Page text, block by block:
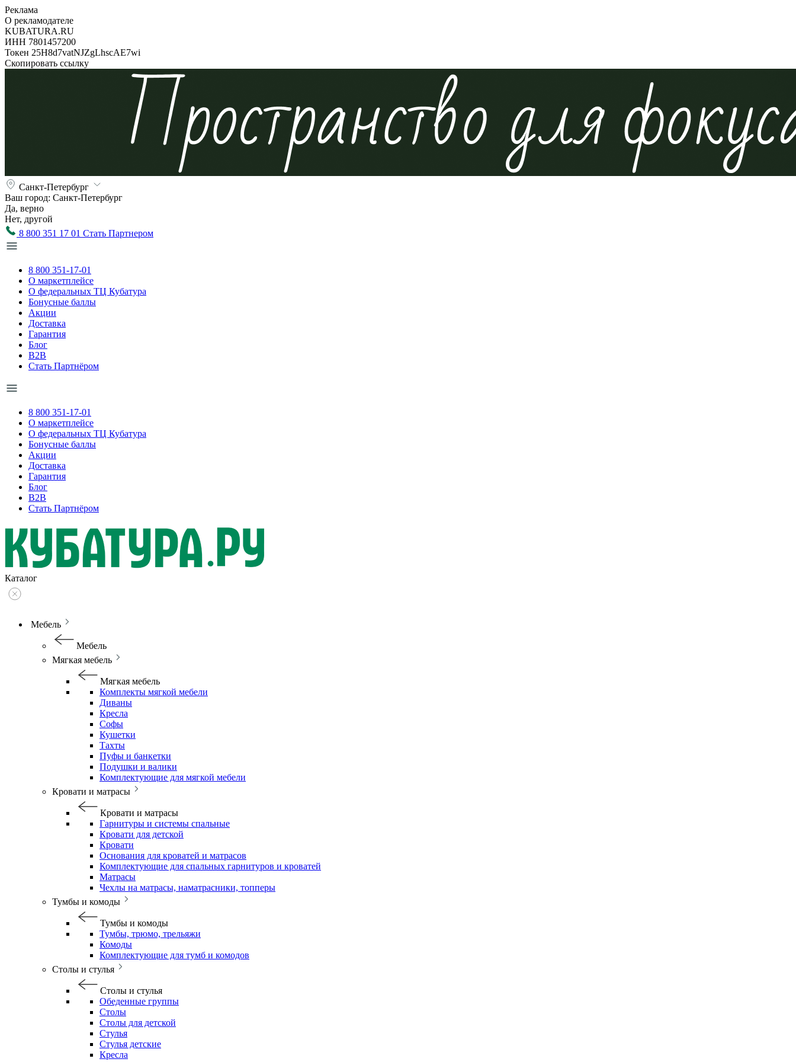
Реклама
О рекламодателе
KUBATURA.RU
ИНН 7801457200
Токен 25H8d7vatNJZgLhscAE7wi
Скопировать ссылку
Санкт-Петербург
Ваш город: Санкт-Петербург
Да, верно
Нет, другой
8 800 351 17 01 Стать Партнером
8 800 351-17-01
О маркетплейсе
О федеральных ТЦ Кубатура
Бонусные баллы
Акции
Доставка
Гарантия
Блог
B2B
Стать Партнёром
8 800 351-17-01
О маркетплейсе
О федеральных ТЦ Кубатура
Бонусные баллы
Акции
Доставка
Гарантия
Блог
B2B
Стать Партнёром
Каталог
Мебель
Мебель
Мягкая мебель
Мягкая мебель
Комплекты мягкой мебели
Диваны
Кресла
Софы
Кушетки
Тахты
Пуфы и банкетки
Подушки и валики
Комплектующие для мягкой мебели
Кровати и матрасы
Кровати и матрасы
Гарнитуры и системы спальные
Кровати для детской
Кровати
Основания для кроватей и матрасов
Комплектующие для спальных гарнитуров и кроватей
Матрасы
Чехлы на матрасы, наматрасники, топперы
Тумбы и комоды
Тумбы и комоды
Тумбы, трюмо, трельяжи
Комоды
Комплектующие для тумб и комодов
Столы и стулья
Столы и стулья
Обеденные группы
Столы
Столы для детской
Стулья
Стулья детские
Кресла